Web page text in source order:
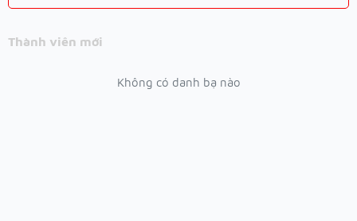
Thành viên mới
Không có danh bạ nào